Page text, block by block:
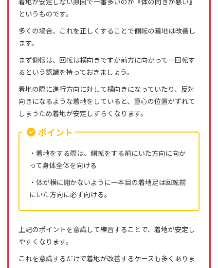
というものです。
多くの場合、これを正しくすることで側転の着地は改善し
ます。
まず側転は、回転は横向きですが前方に向かって一回転す
るという認識を持っておきましょう。
着地の際に進行方向に対して横向きになっていたり、反対
向きになるような着地をしていると、重心の位置がずれて
しまうため着地が安定しずらくなります。
ポイント
・着地をする際は、側転をする前にいた方向に向か
って身体全体を向ける
・体が横に開かないように一本目の着地足は回転前
にいた方向に必ず向ける。
上記のポイントを意識して練習することで、着地が安定し
やすくなります。
これを意識するだけで着地が改善するケースも多くありま